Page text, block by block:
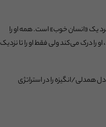
یک «انسان خوب» است. همه او را
را درک می‌کند ولی فقط او را تا نزدیک
همدلی/انگیزه را در استراتژی